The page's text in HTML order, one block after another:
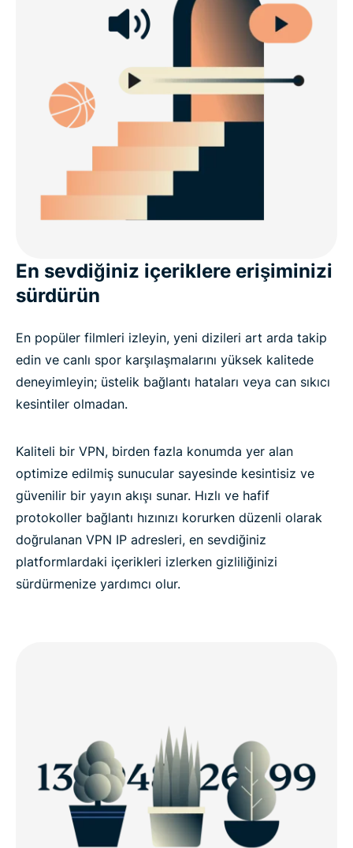
En sevdiğiniz içeriklere erişiminizi
sürdürün
En popüler filmleri izleyin, yeni dizileri art arda takip
edin ve canlı spor karşılaşmalarını yüksek kalitede
deneyimleyin; üstelik bağlantı hataları veya can sıkıcı
kesintiler olmadan.
Kaliteli bir VPN, birden fazla konumda yer alan
optimize edilmiş sunucular sayesinde kesintisiz ve
güvenilir bir yayın akışı sunar. Hızlı ve hafif
protokoller bağlantı hızınızı korurken düzenli olarak
doğrulanan VPN IP adresleri, en sevdiğiniz
platformlardaki içerikleri izlerken gizliliğinizi
sürdürmenize yardımcı olur.